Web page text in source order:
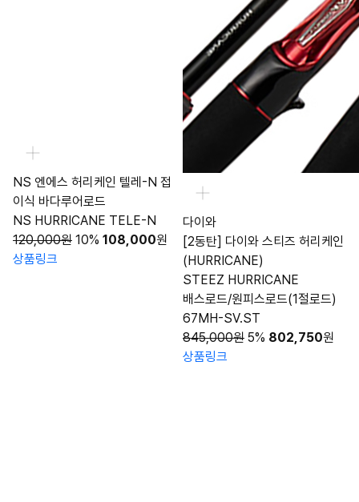
NS 엔에스 허리케인 텔레-N 접
이식 바다루어로드
NS HURRICANE TELE-N
120,000원 10% 108,000원
상품링크
다이와
[2동탄] 다이와 스티즈 허리케인
(HURRICANE)
STEEZ HURRICANE
배스로드/원피스로드(1절로드)
67MH-SV.ST
845,000원 5% 802,750원
상품링크